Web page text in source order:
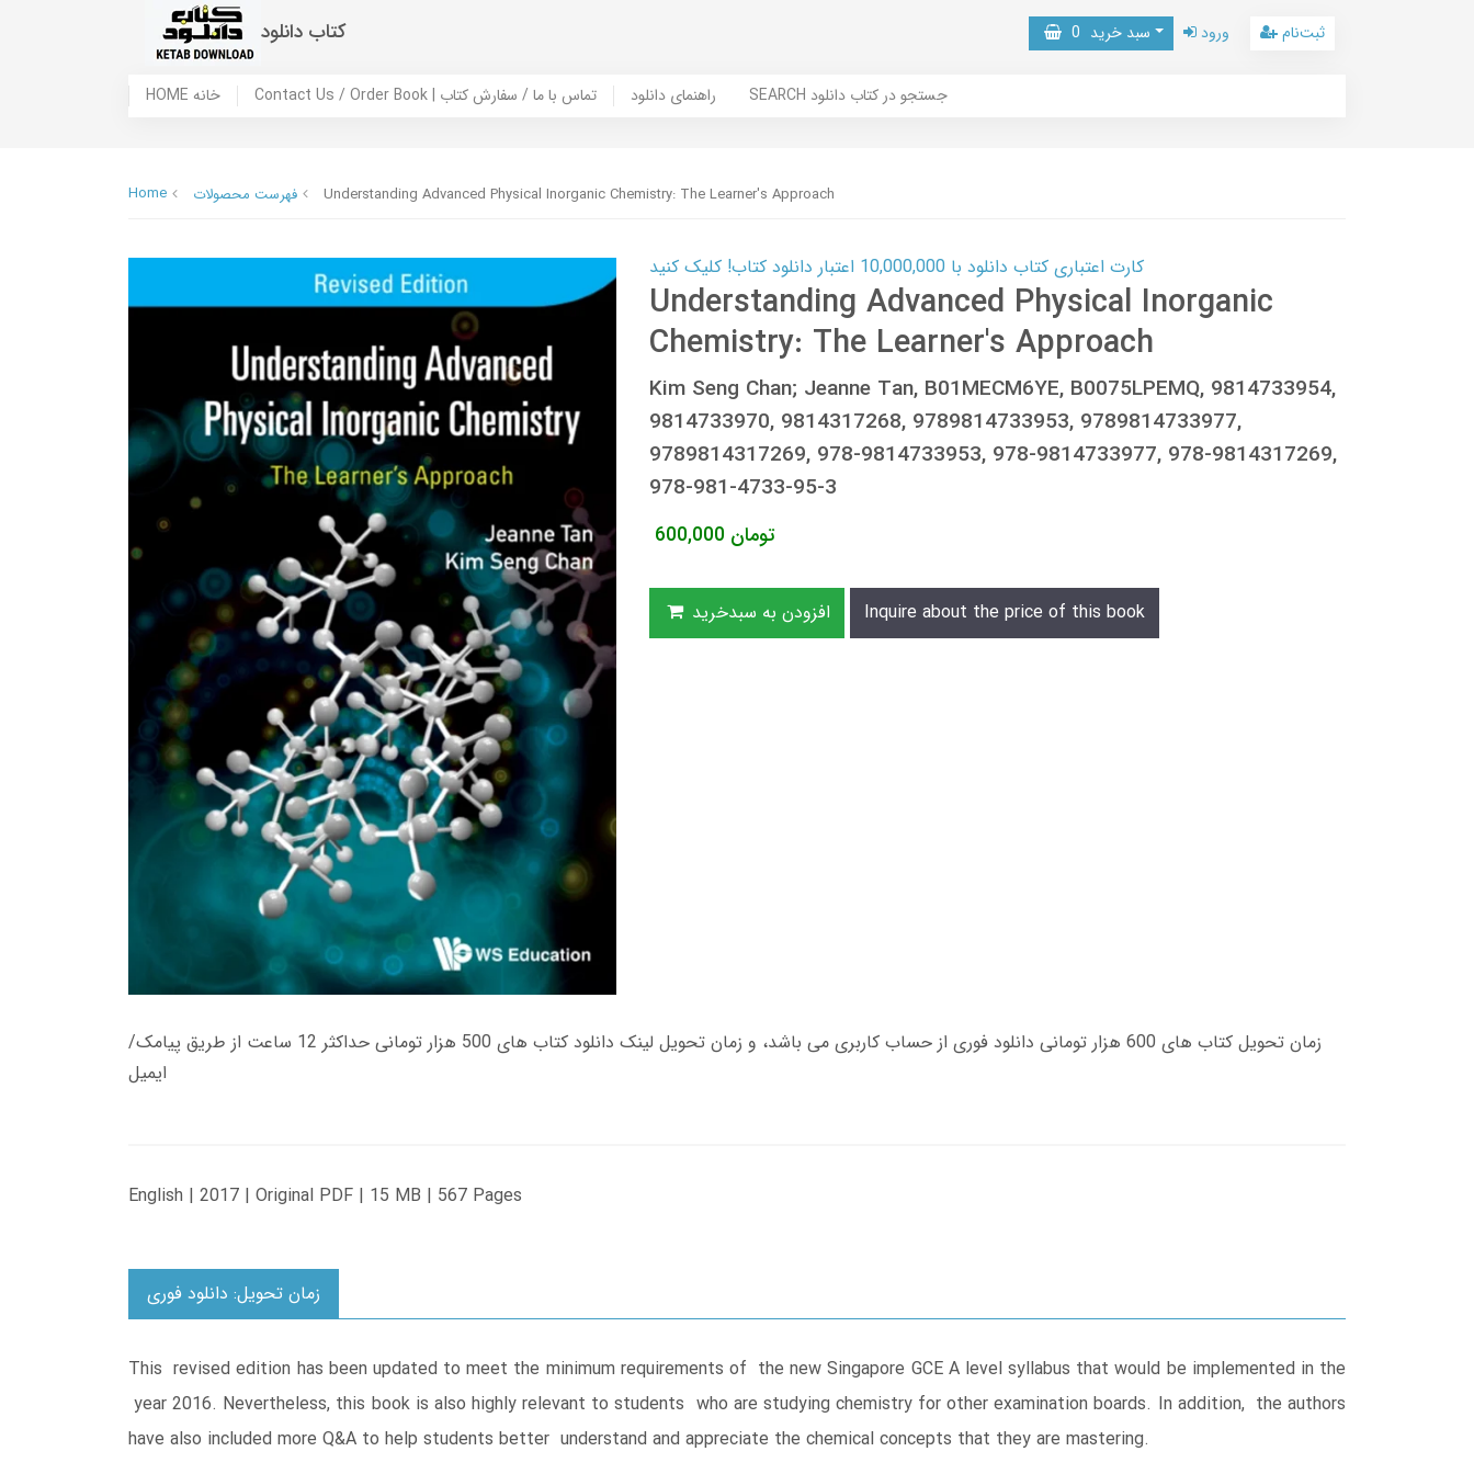
کتاب دانلود سبد خرید 0 ورود ثبت‌نام
HOME خانه Contact Us / Order Book | تماس با ما / سفارش کتاب راهنمای دانلود SEARCH جستجو در کتاب دانلود
Home فهرست محصولات Understanding Advanced Physical Inorganic Chemistry: The Learner's Approach
کارت اعتباری کتاب دانلود با 10,000,000 اعتبار دانلود کتاب! کلیک کنید
Understanding Advanced Physical Inorganic
Chemistry: The Learner's Approach
Kim Seng Chan; Jeanne Tan, B01MECM6YE, B0075LPEMQ, 9814733954,
9814733970, 9814317268, 9789814733953, 9789814733977,
9789814317269, 978-9814733953, 978-9814733977, 978-9814317269,
978-981-4733-95-3
600,000 تومان
افزودن به سبدخرید Inquire about the price of this book
زمان تحویل کتاب های 600 هزار تومانی دانلود فوری از حساب کاربری می باشد، و زمان تحویل لینک دانلود کتاب های 500 هزار تومانی حداکثر 12 ساعت از طریق پیامک/
ایمیل
English | 2017 | Original PDF | 15 MB | 567 Pages
زمان تحویل: دانلود فوری
This revised edition has been updated to meet the minimum requirements of the new Singapore GCE A level syllabus that would be implemented in the
year 2016. Nevertheless, this book is also highly relevant to students who are studying chemistry for other examination boards. In addition, the authors
have also included more Q&A to help students better understand and appreciate the chemical concepts that they are mastering.